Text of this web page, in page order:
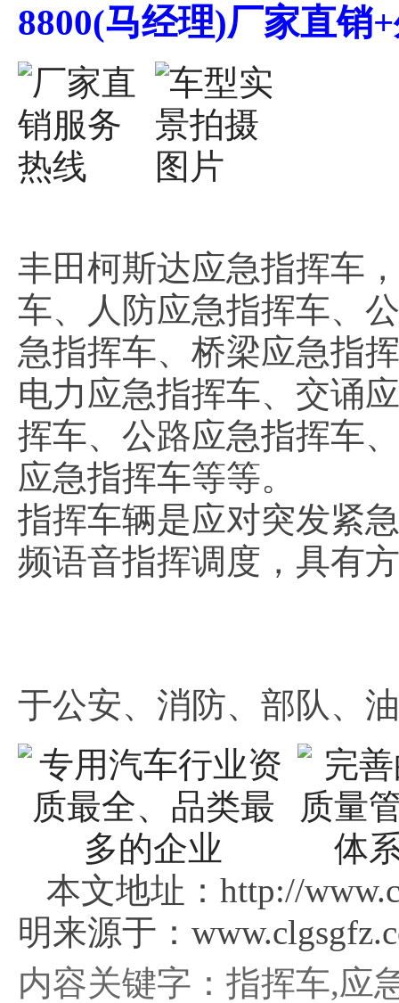
8800(马经理)厂家直销
丰田柯斯达应急指挥车
车、人防应急指挥车、
急指挥车、桥梁应急指
电力应急指挥车、交诵
挥车、公路应急指挥车
应急指挥车等等。
指挥车辆是应对突发紧
频语音指挥调度，具有
于公安、消防、部队、
本文地址：http://
明来源于：
内容关键字：指挥车,应